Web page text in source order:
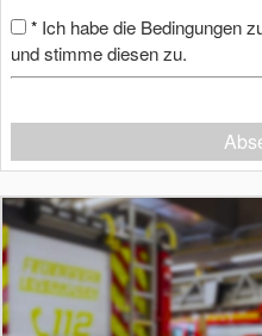
* Ich habe die Bedingungen
und stimme diesen zu.